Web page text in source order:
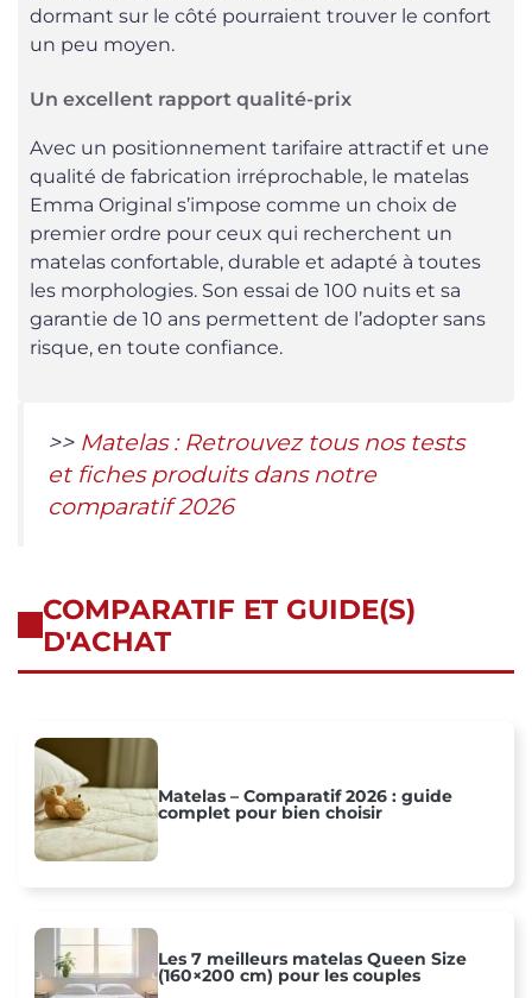
dormant sur le côté pourraient trouver le confort
un peu moyen.
Un excellent rapport qualité-prix
Avec un positionnement tarifaire attractif et une
qualité de fabrication irréprochable, le matelas
Emma Original s’impose comme un choix de
premier ordre pour ceux qui recherchent un
matelas confortable, durable et adapté à toutes
les morphologies. Son essai de 100 nuits et sa
garantie de 10 ans permettent de l’adopter sans
risque, en toute confiance.
>> Matelas : Retrouvez tous nos tests
et fiches produits dans notre
comparatif 2026
COMPARATIF ET GUIDE(S)
D'ACHAT
Matelas – Comparatif 2026 : guide
complet pour bien choisir
Les 7 meilleurs matelas Queen Size
(160×200 cm) pour les couples